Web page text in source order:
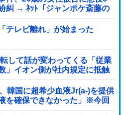
糾 → ﾈｯﾄ「ジャンポケ斎藤の
ｗｗｗｗｗｗｗｗｗｗｗｗ
テレビ離れ」が始まった
して話が変わってくる「従業
」イオン側が社内規定に抵触
韓国に超希少血液Jr(a-)を提供
を確保できなかった」※今回